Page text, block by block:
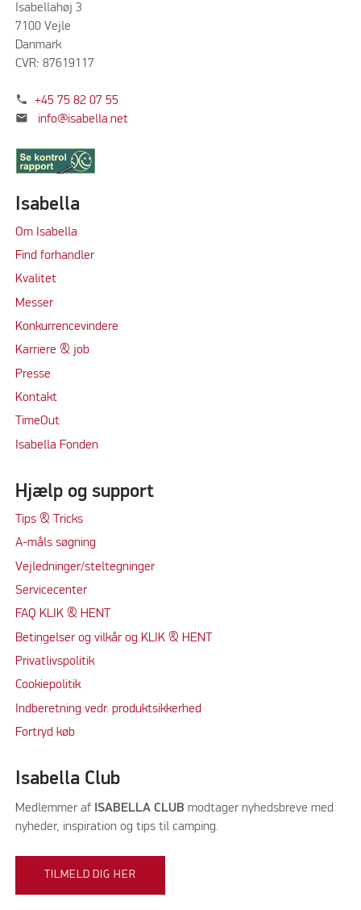
Isabellahøj 3
7100 Vejle
Danmark
CVR: 87619117
phone +45 75 82 07 55
mail info@isabella.net
Isabella
Om Isabella
Find forhandler
Kvalitet
Messer
Konkurrencevindere
Karriere & job
Presse
Kontakt
TimeOut
Isabella Fonden
Hjælp og support
Tips & Tricks
A-måls søgning
Vejledninger/steltegninger
Servicecenter
FAQ KLIK & HENT
Betingelser og vilkår og KLIK & HENT
Privatlivspolitik
Cookiepolitik
Indberetning vedr. produktsikkerhed
Fortryd køb
Isabella Club
Medlemmer afISABELLA CLUB modtager nyhedsbreve med
nyheder, inspiration og tips til camping.
TILMELD DIG HER